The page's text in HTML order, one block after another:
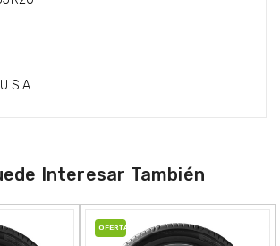
Interesar También
OFERTA